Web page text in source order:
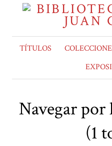
TÍTULOS
Navegar por
(1